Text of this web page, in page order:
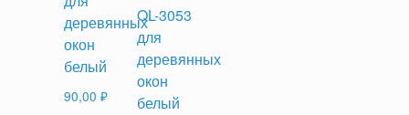
деревянных
окон
белый
90,00 ₽
QL-3053
для
деревянных
окон
белый